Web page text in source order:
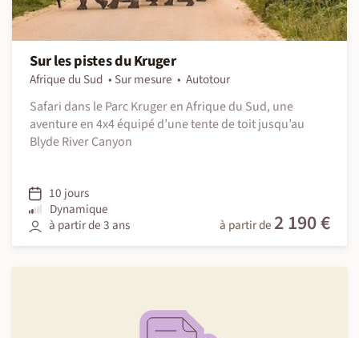
Sur les pistes du Kruger
Afrique du Sud Sur mesure
Autotour
Safari dans le Parc Kruger en Afrique du Sud, une
aventure en 4x4 équipé d’une tente de toit jusqu’au
Blyde River Canyon
10 jours
Dynamique
à partir de 3 ans
à partir de 2 190 €